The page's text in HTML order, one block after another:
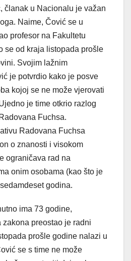
članak u Nacionalu je važan
Naime, Čović se u
profesor na Fakultetu
se od kraja listopada prošle
Svojim lažnim
je potvrdio kako je posve
kojoj se ne može vjerovati
je time otkrio razlog
Fuchsa.
Radovana Fuchsa
o znanosti i visokom
ograničava rad na
onim osobama (kao što je
godina.
ima 73 godine,
preostao je radni
prošle godine nalazi u
se s time ne može